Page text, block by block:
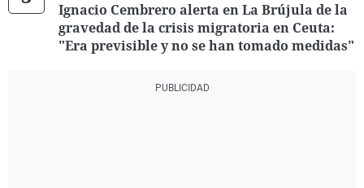
Ignacio Cembrero alerta en La Brújula de la
gravedad de la crisis migratoria en Ceuta:
"Era previsible y no se han tomado medidas"